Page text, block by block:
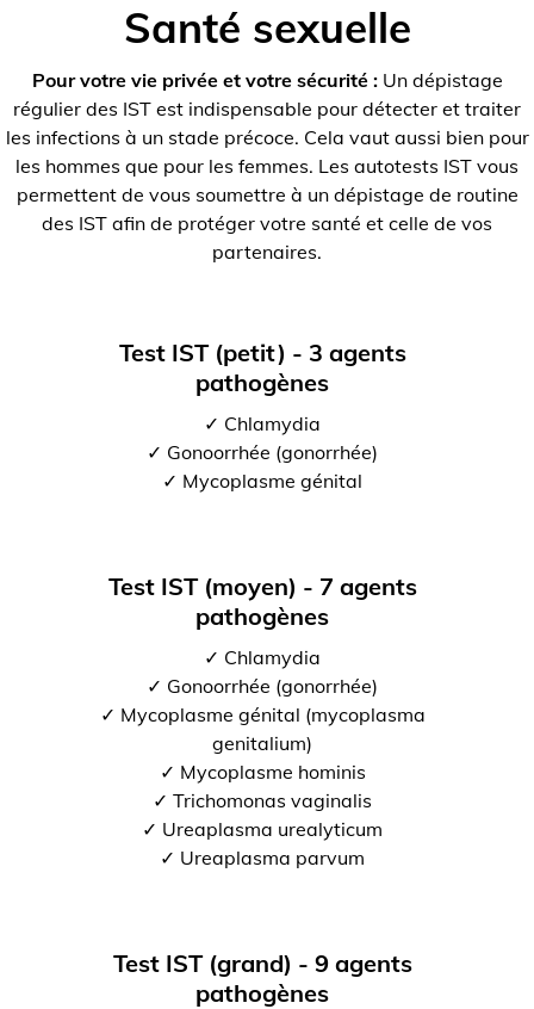
Santé sexuelle
Pour votre vie privée et votre sécurité :Un dépistage
régulier des IST est indispensable pour détecter et traiter
les infections à un stade précoce. Cela vaut aussi bien pour
les hommes que pour les femmes. Les autotests IST vous
permettent de vous soumettre à un dépistage de routine
des IST afin de protéger votre santé et celle de vos
partenaires.
Test IST (petit) - 3 agents
pathogènes
✓ Chlamydia
✓ Gonoorrhée (gonorrhée)
✓ Mycoplasme génital
Test IST (moyen) - 7 agents
pathogènes
✓ Chlamydia
✓ Gonoorrhée (gonorrhée)
✓ Mycoplasme génital (mycoplasma
genitalium)
✓ Mycoplasme hominis
✓ Trichomonas vaginalis
✓ Ureaplasma urealyticum
✓ Ureaplasma parvum
Test IST (grand) - 9 agents
pathogènes